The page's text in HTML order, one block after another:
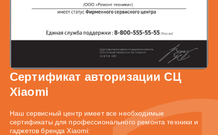
Сертификат авторизации СЦ
Xiaomi
Наш сервисный центр имеет все необходимые
сертификаты для профессионального ремонта техники и
гаджетов бренда Xiaomi: